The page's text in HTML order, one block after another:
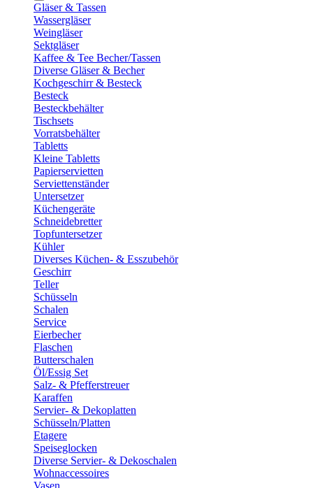
Gläser & Tassen
Wassergläser
Weingläser
Sektgläser
Kaffee & Tee Becher/Tassen
Diverse Gläser & Becher
Kochgeschirr & Besteck
Besteck
Besteckbehälter
Tischsets
Vorratsbehälter
Tabletts
Kleine Tabletts
Papierservietten
Serviettenständer
Untersetzer
Küchengeräte
Schneidebretter
Topfuntersetzer
Kühler
Diverses Küchen- & Esszubehör
Geschirr
Teller
Schüsseln
Schalen
Service
Eierbecher
Flaschen
Butterschalen
Öl/Essig Set
Salz- & Pfefferstreuer
Karaffen
Servier- & Dekoplatten
Schüsseln/Platten
Etagere
Speiseglocken
Diverse Servier- & Dekoschalen
Wohnaccessoires
Vasen